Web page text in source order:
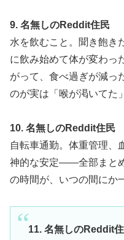
9. 名無しのReddit住民
水を飲むこと。聞き飽き
に飲み始めて体が変わっ
がって、食べ過ぎが減っ
のが実は「喉が渇いてた
10. 名無しのReddit住民
自転車通勤。体重管理、
神的な安定——全部まと
の時間が、いつの間にか
11. 名無しのReddit